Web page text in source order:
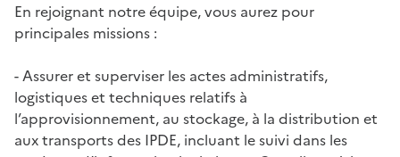
En rejoignant notre équipe, vous aurez pour
principales missions :
- Assurer et superviser les actes administratifs,
logistiques et techniques relatifs à
l’approvisionnement, au stockage, à la distribution et
aux transports des IPDE, incluant le suivi dans les